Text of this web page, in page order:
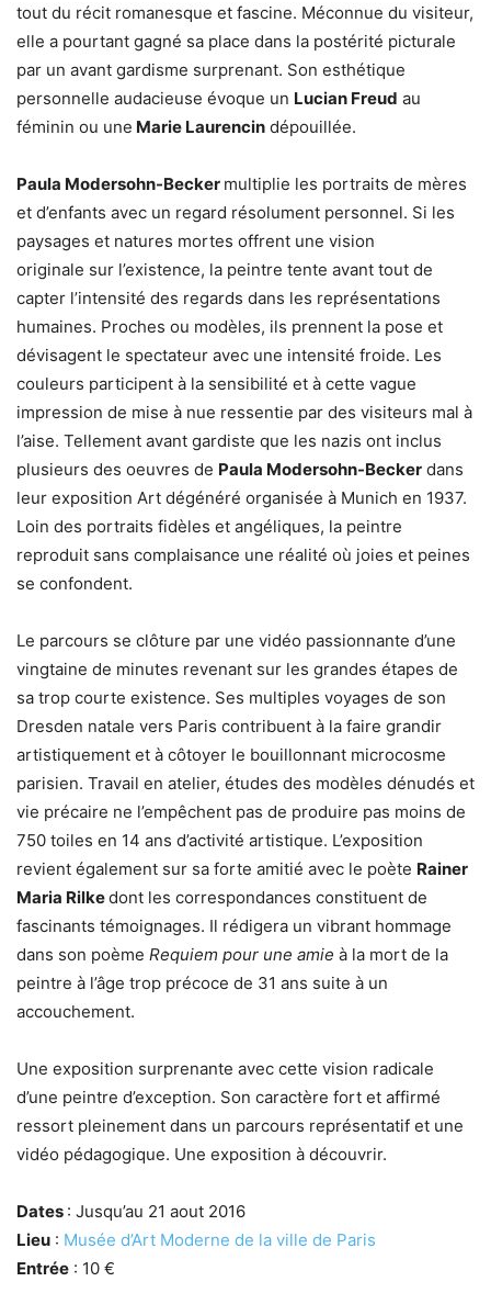
tout du récit romanesque et fascine. Méconnue du visiteur,
elle a pourtant gagné sa place dans la postérité picturale
par un avant gardisme surprenant. Son esthétique
personnelle audacieuse évoque un Lucian Freud au
féminin ou une Marie Laurencin dépouillée.
Paula Modersohn-Becker multiplie les portraits de mères
et d’enfants avec un regard résolument personnel. Si les
paysages et natures mortes offrent une vision
originale sur l’existence, la peintre tente avant tout de
capter l’intensité des regards dans les représentations
humaines. Proches ou modèles, ils prennent la pose et
dévisagent le spectateur avec une intensité froide. Les
couleurs participent à la sensibilité et à cette vague
impression de mise à nue ressentie par des visiteurs mal à
l’aise. Tellement avant gardiste que les nazis ont inclus
plusieurs des oeuvres de Paula Modersohn-Becker dans
leur exposition Art dégénéré organisée à Munich en 1937.
Loin des portraits fidèles et angéliques, la peintre
reproduit sans complaisance une réalité où joies et peines
se confondent.
Le parcours se clôture par une vidéo passionnante d’une
vingtaine de minutes revenant sur les grandes étapes de
sa trop courte existence. Ses multiples voyages de son
Dresden natale vers Paris contribuent à la faire grandir
artistiquement et à côtoyer le bouillonnant microcosme
parisien. Travail en atelier, études des modèles dénudés et
vie précaire ne l’empêchent pas de produire pas moins de
750 toiles en 14 ans d’activité artistique. L’exposition
revient également sur sa forte amitié avec le poète Rainer
Maria Rilkedont les correspondances constituent de
fascinants témoignages. Il rédigera un vibrant hommage
dans son poème Requiem pour une amie à la mort de la
peintre à l’âge trop précoce de 31 ans suite à un
accouchement.
Une exposition surprenante avec cette vision radicale
d’une peintre d’exception. Son caractère fort et affirmé
ressort pleinement dans un parcours représentatif et une
vidéo pédagogique. Une exposition à découvrir.
Dates : Jusqu’au 21 aout 2016
Lieu : Musée d’Art Moderne de la ville de Paris
Entrée : 10 €